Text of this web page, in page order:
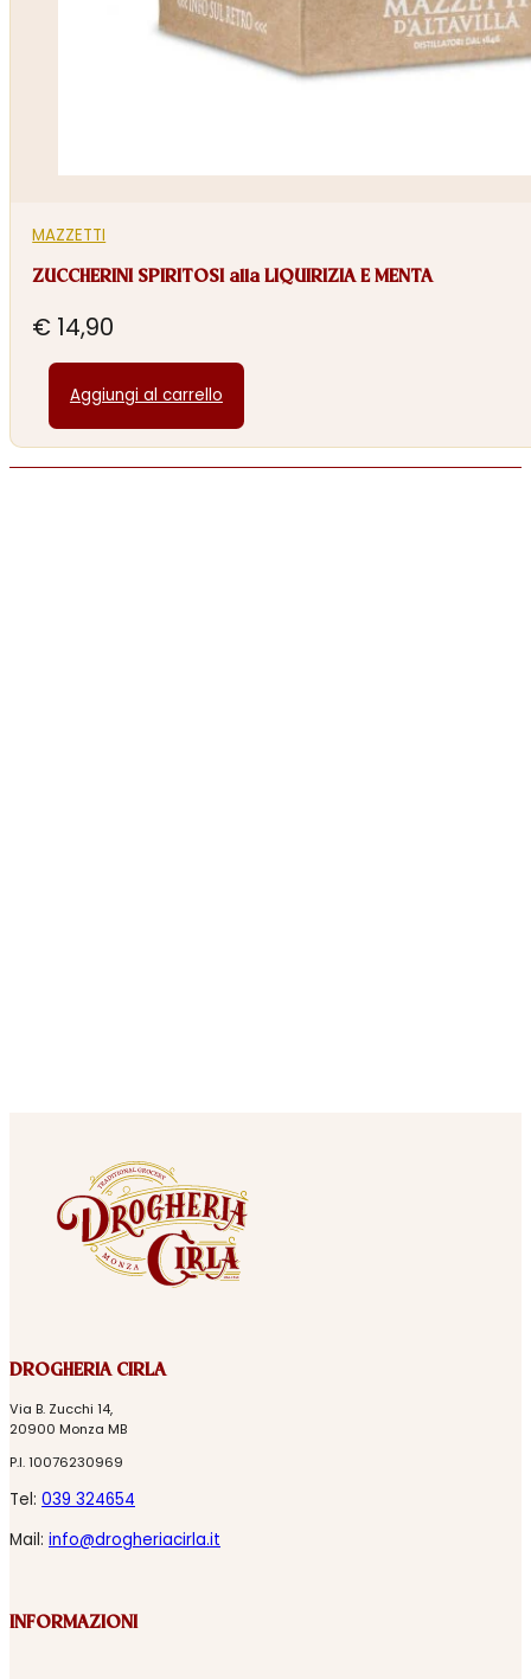
MAZZETTI
ZUCCHERINI SPIRITOSI alla LIQUIRIZIA E MENTA
€ 14,90
Aggiungi al carrello
DROGHERIA CIRLA
Via B. Zucchi 14,
20900 Monza MB
P.I. 10076230969
Tel: 039 324654
Mail: info@drogheriacirla.it
INFORMAZIONI